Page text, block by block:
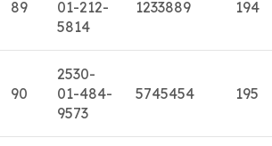
89
01-212-
5814
1233889 194
90
2530-
01-484-
9573
5745454 195